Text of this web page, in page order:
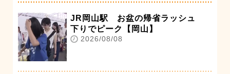
JR岡山駅 お盆の帰省ラッシュ
下りでピーク【岡山】
2026/08/08